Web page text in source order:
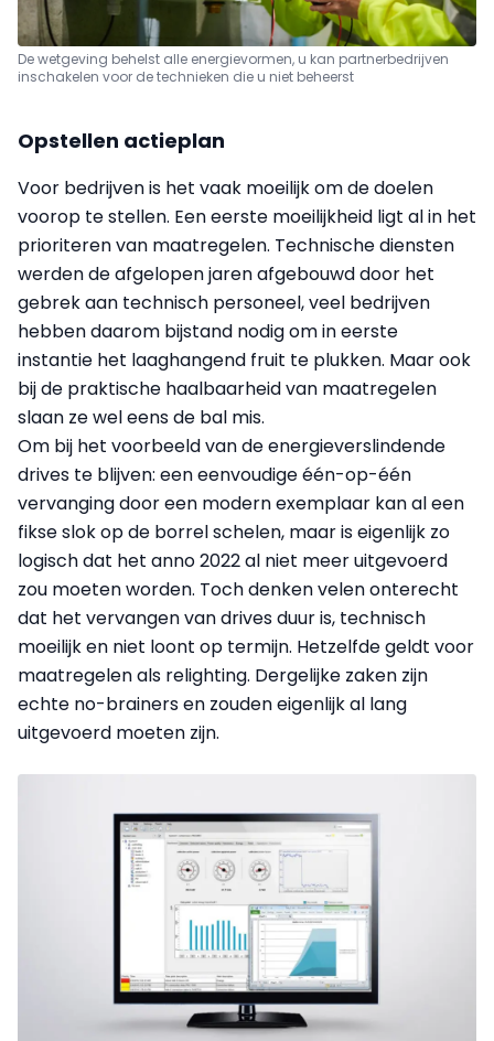
De wetgeving behelst alle energievormen, u kan partnerbedrijven
inschakelen voor de technieken die u niet beheerst
Opstellen actieplan
Voor bedrijven is het vaak moeilijk om de doelen
voorop te stellen. Een eerste moeilijkheid ligt al in het
prioriteren van maatregelen. Technische diensten
werden de afgelopen jaren afgebouwd door het
gebrek aan technisch personeel, veel bedrijven
hebben daarom bijstand nodig om in eerste
instantie het laaghangend fruit te plukken. Maar ook
bij de praktische haalbaarheid van maatregelen
slaan ze wel eens de bal mis.
Om bij het voorbeeld van de energieverslindende
drives te blijven: een eenvoudige één-op-één
vervanging door een modern exemplaar kan al een
fikse slok op de borrel schelen, maar is eigenlijk zo
logisch dat het anno 2022 al niet meer uitgevoerd
zou moeten worden. Toch denken velen onterecht
dat het vervangen van drives duur is, technisch
moeilijk en niet loont op termijn. Hetzelfde geldt voor
maatregelen als relighting. Dergelijke zaken zijn
echte no-brainers en zouden eigenlijk al lang
uitgevoerd moeten zijn.